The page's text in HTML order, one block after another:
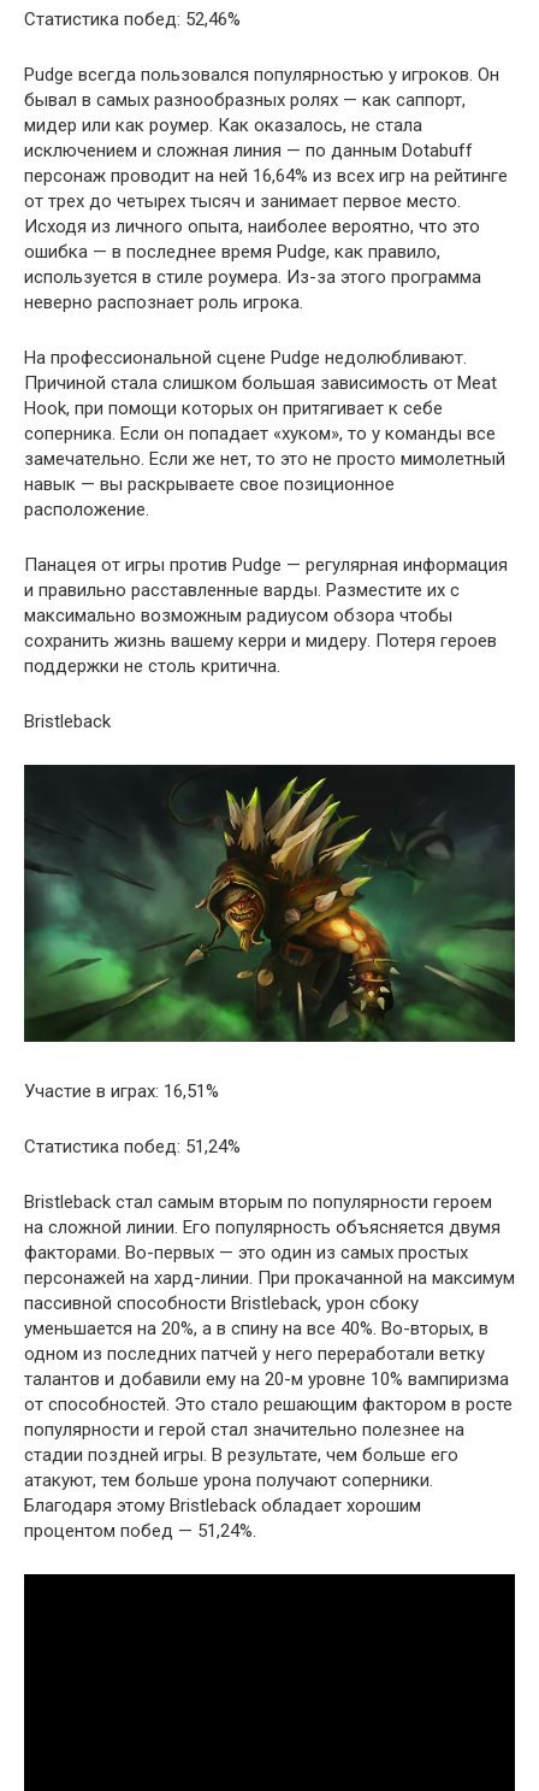
Статистика побед: 52,46%
Pudge всегда пользовался популярностью у игроков. Он
бывал в самых разнообразных ролях — как саппорт,
мидер или как роумер. Как оказалось, не стала
исключением и сложная линия — по данным Dotabuff
персонаж проводит на ней 16,64% из всех игр на рейтинге
от трех до четырех тысяч и занимает первое место.
Исходя из личного опыта, наиболее вероятно, что это
ошибка — в последнее время Pudge, как правило,
используется в стиле роумера. Из-за этого программа
неверно распознает роль игрока.
На профессиональной сцене Pudge недолюбливают.
Причиной стала слишком большая зависимость от Meat
Hook, при помощи которых он притягивает к себе
соперника. Если он попадает «хуком», то у команды все
замечательно. Если же нет, то это не просто мимолетный
навык — вы раскрываете свое позиционное
расположение.
Панацея от игры против Pudge — регулярная информация
и правильно расставленные варды. Разместите их с
максимально возможным радиусом обзора чтобы
сохранить жизнь вашему керри и мидеру. Потеря героев
поддержки не столь критична.
Bristleback
Участие в играх: 16,51%
Статистика побед: 51,24%
Bristleback стал самым вторым по популярности героем
на сложной линии. Его популярность объясняется двумя
факторами. Во-первых — это один из самых простых
персонажей на хард-линии. При прокачанной на максимум
пассивной способности Bristleback, урон сбоку
уменьшается на 20%, а в спину на все 40%. Во-вторых, в
одном из последних патчей у него переработали ветку
талантов и добавили ему на 20-м уровне 10% вампиризма
от способностей. Это стало решающим фактором в росте
популярности и герой стал значительно полезнее на
стадии поздней игры. В результате, чем больше его
атакуют, тем больше урона получают соперники.
Благодаря этому Bristleback обладает хорошим
процентом побед — 51,24%.